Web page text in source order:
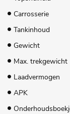
Carrosserie
Tankinhoud
Gewicht
Max. trekgewicht
Laadvermogen
APK